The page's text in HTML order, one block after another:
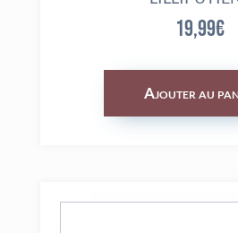
19,99€
Ajouter au